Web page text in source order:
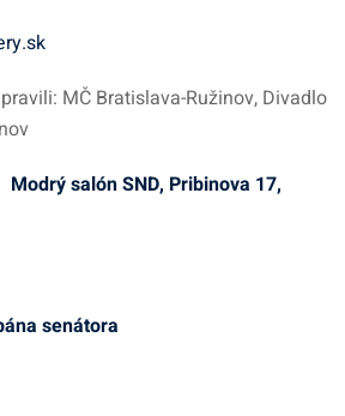
MČ Bratislava-Ružinov, Divadlo
salón SND, Pribinova 17,
senátora